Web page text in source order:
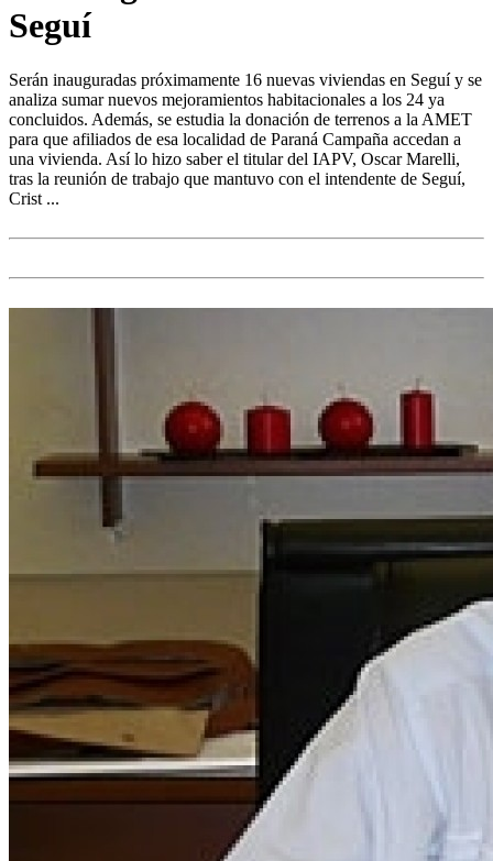
Seguí
Serán inauguradas próximamente 16 nuevas viviendas en Seguí y se
analiza sumar nuevos mejoramientos habitacionales a los 24 ya
concluidos. Además, se estudia la donación de terrenos a la AMET
para que afiliados de esa localidad de Paraná Campaña accedan a
una vivienda. Así lo hizo saber el titular del IAPV, Oscar Marelli,
tras la reunión de trabajo que mantuvo con el intendente de Seguí,
Crist ...